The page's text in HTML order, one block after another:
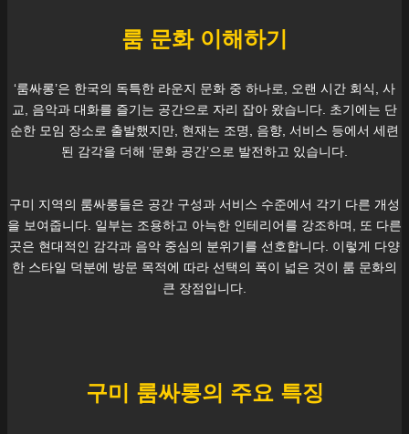
룸 문화 이해하기
‘룸싸롱’은 한국의 독특한 라운지 문화 중 하나로, 오랜 시간 회식, 사
교, 음악과 대화를 즐기는 공간으로 자리 잡아 왔습니다. 초기에는 단
순한 모임 장소로 출발했지만, 현재는 조명, 음향, 서비스 등에서 세련
된 감각을 더해 ‘문화 공간’으로 발전하고 있습니다.
구미 지역의 룸싸롱들은 공간 구성과 서비스 수준에서 각기 다른 개성
을 보여줍니다. 일부는 조용하고 아늑한 인테리어를 강조하며, 또 다른
곳은 현대적인 감각과 음악 중심의 분위기를 선호합니다. 이렇게 다양
한 스타일 덕분에 방문 목적에 따라 선택의 폭이 넓은 것이 룸 문화의
큰 장점입니다.
구미 룸싸롱의 주요 특징